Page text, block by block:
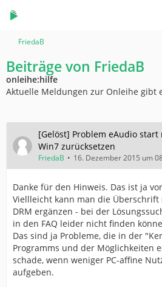
FriedaB
Beiträge von FriedaB
onleihe:hilfe
Aktuelle Meldungen zur Onleihe gibt
[Gelöst] Problem eAudio start
Win7 zurücksetzen
FriedaB 16. Dezember 2015 um
Danke für den Hinweis. Das ist ja
Viellleicht kann man die
DRM ergänzen - bei der
in den FAQ leider nicht finden
Das sind ja Probleme, die in der
Programms und der Möglichkeiten
schade, wenn weniger PC-affine
aufgeben.